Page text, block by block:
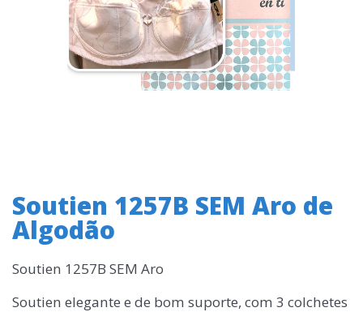
Soutien 1257B SEM Aro de
Algodão
Soutien 1257B SEM Aro
Soutien elegante e de bom suporte, com 3 colchetes